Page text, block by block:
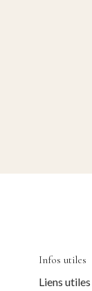
Infos utiles
Liens utiles